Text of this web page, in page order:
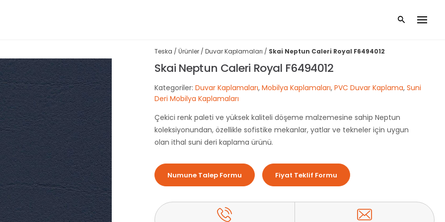
Teska / Ürünler/ Duvar Kaplamaları / Skai Neptun Caleri Royal F6494012
Skai Neptun Caleri Royal F6494012
Kategoriler: Duvar Kaplamaları, Mobilya Kaplamaları, PVC Duvar Kaplama, Suni
Deri Mobilya Kaplamaları
Çekici renk paleti ve yüksek kaliteli döşeme malzemesine sahip Neptun
koleksiyonundan, özellikle sofistike mekanlar, yatlar ve tekneler için uygun
olan ithal suni deri kaplama ürünü.
Numune Talep Formu Fiyat Teklif Formu